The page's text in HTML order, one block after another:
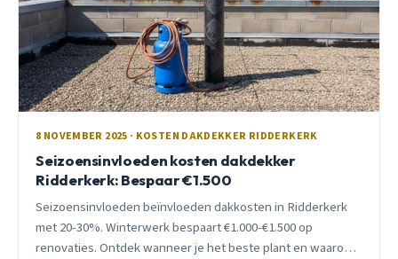
8 NOVEMBER 2025 · KOSTEN DAKDEKKER RIDDERKERK
Seizoensinvloeden kosten dakdekker
Ridderkerk: Bespaar €1.500
Seizoensinvloeden beïnvloeden dakkosten in Ridderkerk
met 20-30%. Winterwerk bespaart €1.000-€1.500 op
renovaties. Ontdek wanneer je het beste plant en waarom